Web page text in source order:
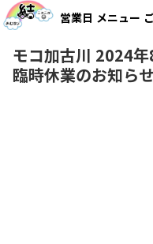
営業日 メニュー
モコ加古川 2024
臨時休業のお知らせ